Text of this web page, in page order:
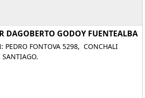
DAGOBERTO GODOY FUENTEALBA
PEDRO FONTOVA 5298, CONCHALI
SANTIAGO.